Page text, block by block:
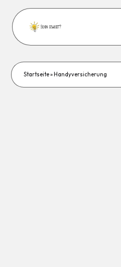
Startseite» Handyversicherung